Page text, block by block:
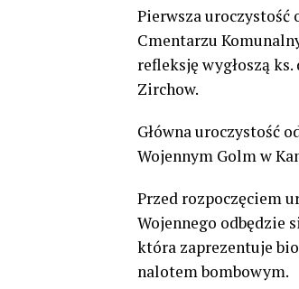
Pierwsza uroczystość
Cmentarzu
refleksję wygłoszą
Zirchow.
Główna uroczystość
Wojennym Golm w
Przed rozpoczęciem
Wojennego odbędzie
która zaprezentuje
nalotem bombowym.